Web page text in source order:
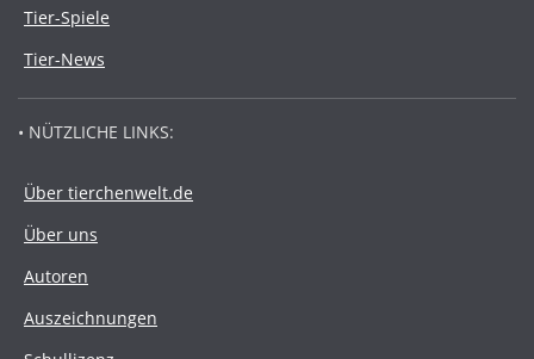
Tier-Spiele
Tier-News
• NÜTZLICHE LINKS:
Über tierchenwelt.de
Über uns
Autoren
Auszeichnungen